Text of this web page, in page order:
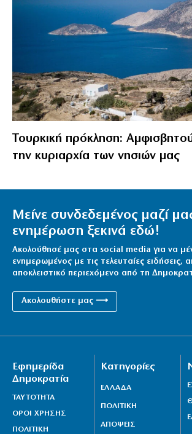
Τουρκική πρόκληση:
την κυριαρχία των νησιών μας
Μείνε συνδεδεμένος μαζί
ενημέρωση ξεκινά εδώ!
Ακολούθησέ μας στα social media για να
ενημερωμένος με τις τελευταίες ειδήσεις,
αποκλειστικό περιεχόμενο από τη
Ακολουθήστε μας ⟶
Εφημερίδα
Δημοκρατία
ΤΑΥΤΟΤΗΤΑ
ΟΡΟΙ ΧΡΗΣΗΣ
ΠΟΛΙΤΙΚΗ
Κατηγορίες
ΕΛΛΑΔΑ
ΠΟΛΙΤΙΚΗ
ΑΠΟΨΕΙΣ